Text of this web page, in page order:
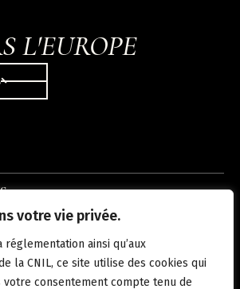
votre vie privée.
ainsi qu’aux
la CNIL, ce site utilise des cookies qui
votre consentement compte tenu de
L'EUROPE
DE CONFIDENTIALITÉ